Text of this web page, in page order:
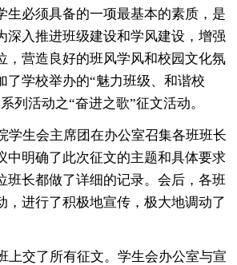
生必须具备的一项最基本的素质，是
深入推进班级建设和学风建设，增强
，营造良好的班风学风和校园文化氛
了学校举办的“魅力班级、和谐校
列活动之“奋进之歌”征文活动。
学生会主席团在办公室召集各班班长
中明确了此次征文的主题和具体要求
班长都做了详细的记录。会后，各班
，进行了积极地宣传，极大地调动了
上交了所有征文。学生会办公室与宣